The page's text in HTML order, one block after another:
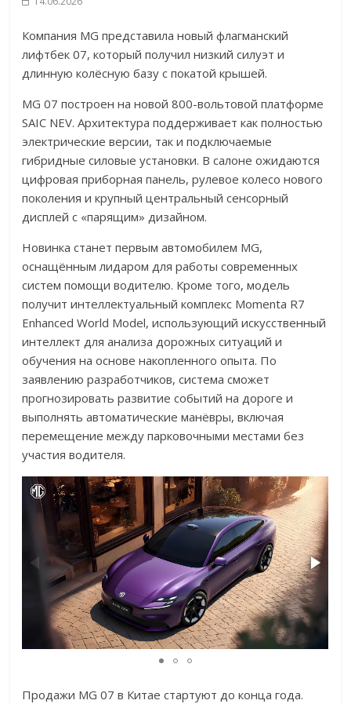
Компания MG представила новый флагманский
лифтбек 07, который получил низкий силуэт и
длинную колёсную базу с покатой крышей.
MG 07 построен на новой 800-вольтовой платформе
SAIC NEV. Архитектура поддерживает как полностью
электрические версии, так и подключаемые
гибридные силовые установки. В салоне ожидаются
цифровая приборная панель, рулевое колесо нового
поколения и крупный центральный сенсорный
дисплей с «парящим» дизайном.
Новинка станет первым автомобилем MG,
оснащённым лидаром для работы современных
систем помощи водителю. Кроме того, модель
получит интеллектуальный комплекс Momenta R7
Enhanced World Model, использующий искусственный
интеллект для анализа дорожных ситуаций и
обучения на основе накопленного опыта. По
заявлению разработчиков, система сможет
прогнозировать развитие событий на дороге и
выполнять автоматические манёвры, включая
перемещение между парковочными местами без
участия водителя.
Продажи MG 07 в Китае стартуют до конца года.